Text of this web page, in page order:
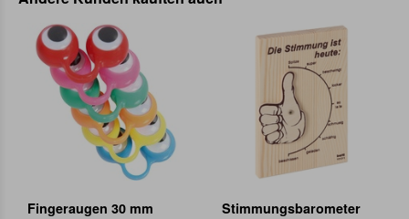
Fingeraugen 30 mm Stimmungsbarometer